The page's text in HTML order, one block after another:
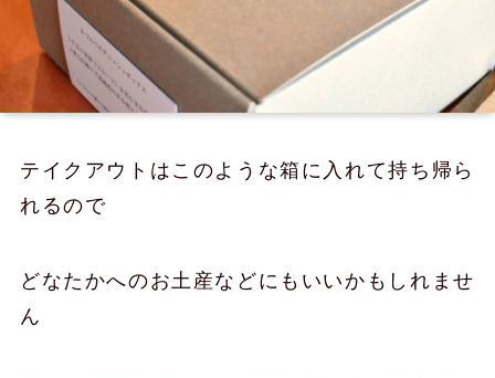
テイクアウトはこのような箱に入れて持ち帰ら
れるので
どなたかへのお土産などにもいいかもしれませ
ん